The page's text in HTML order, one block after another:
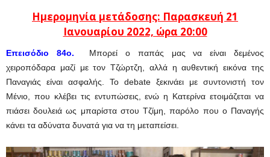
Ημερομηνία μετάδοσης: Παρασκευή 21
Ιανουαρίου 2022, ώρα 20:00
Επεισόδιο 84ο.
Μπορεί ο παπάς μας να είναι δεμένος
χειροπόδαρα μαζί με τον Τζώρτζη, αλλά η αυθεντική εικόνα της
Παναγιάς είναι ασφαλής. Το debate ξεκινάει με συντονιστή τον
Μένιο, που κλέβει τις εντυπώσεις, ενώ η Κατερίνα ετοιμάζεται να
πιάσει δουλειά ως μπαρίστα στου Τζίμη, παρόλο που ο Παναγής
κάνει τα αδύνατα δυνατά για να τη μεταπείσει.